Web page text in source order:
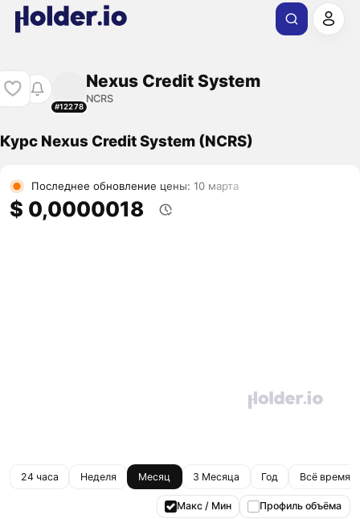
#12278
Nexus Credit System
NCRS
Курс Nexus Credit System (NCRS)
Последнее обновление цены: 10 марта
$ 0,0000018
24 часа Неделя Месяц 3 Месяца Год Всё время
Макс / Мин Профиль объёма